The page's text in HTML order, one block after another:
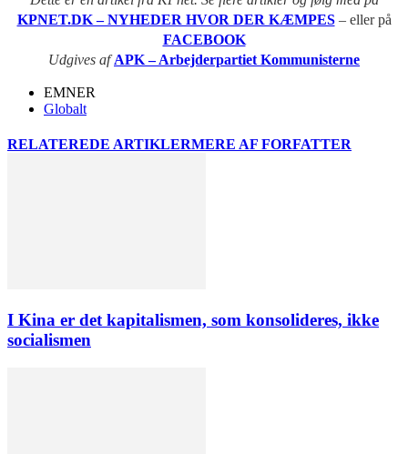
KPNET.DK – NYHEDER HVOR DER KÆMPES – eller på
FACEBOOK
Udgives afAPK – Arbejderpartiet Kommunisterne
EMNER
Globalt
RELATEREDE ARTIKLERMERE AF FORFATTER
I Kina er det kapitalismen, som konsolideres, ikke
socialismen